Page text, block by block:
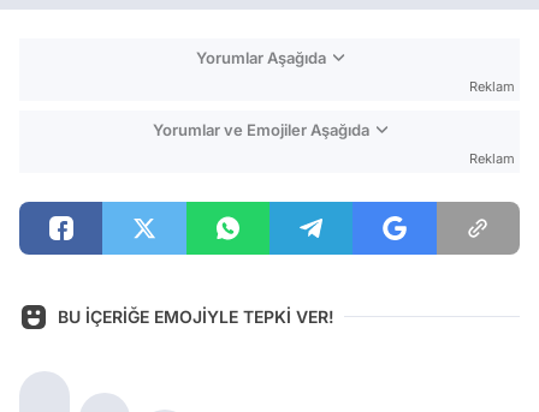
Yorumlar Aşağıda
Reklam
Yorumlar ve Emojiler Aşağıda
Reklam
BU İÇERİĞE EMOJİYLE TEPKİ VER!